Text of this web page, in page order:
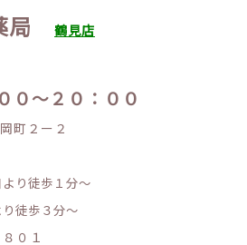
局 鶴見店
〜２０：００
町２ー２
り徒歩１分〜
徒歩３分〜
０１